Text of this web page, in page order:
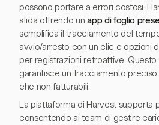
possono portare a errori costosi.
sfida offrendo unapp di foglio
semplifica il tracciamento del
avvio/arresto con un clic e opzioni
per registrazioni retroattive.
garantisce un tracciamento
che non fatturabili.
La piattaforma di Harvest supporta
consentendo ai team di gestire